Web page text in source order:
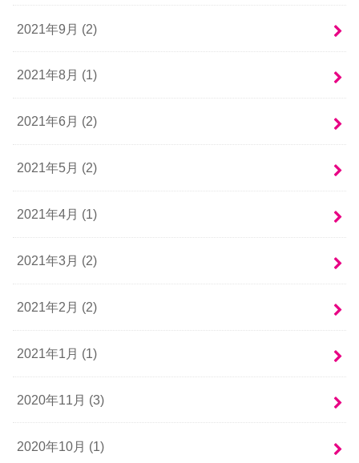
2021年9月 (2)
2021年8月 (1)
2021年6月 (2)
2021年5月 (2)
2021年4月 (1)
2021年3月 (2)
2021年2月 (2)
2021年1月 (1)
2020年11月 (3)
2020年10月 (1)